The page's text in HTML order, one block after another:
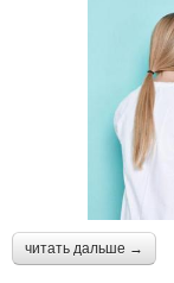
читать дальше →